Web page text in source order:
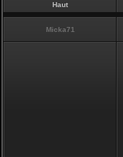
Haut
Micka71